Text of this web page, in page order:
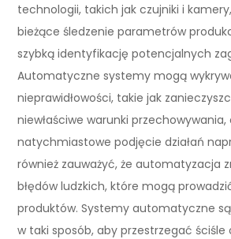
technologii, takich jak czujniki i
bieżące śledzenie parametrów
szybką identyfikację potencjalnych
Automatyczne systemy mogą
nieprawidłowości, takie jak
niewłaściwe warunki
natychmiastowe podjęcie działań
również zauważyć, że automatyzacja
błędów ludzkich, które mogą
produktów. Systemy automatyczne
w taki sposób, aby przestrzegać ściśle